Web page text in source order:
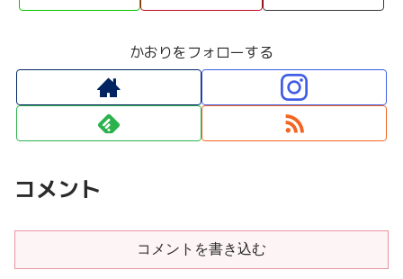
かおりをフォローする
コメント
コメントを書き込む